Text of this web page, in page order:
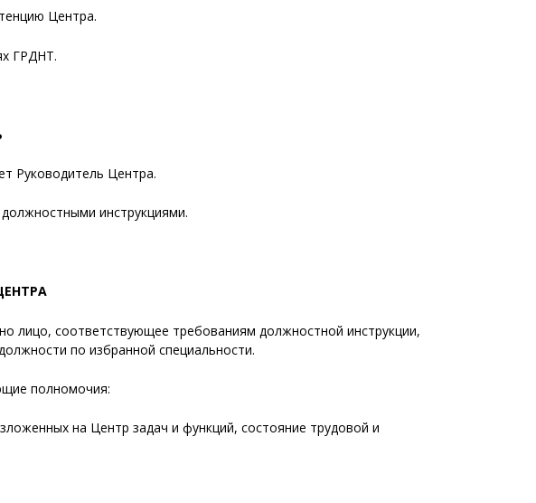
Центра.
ГРДНТ.
Руководитель Центра.
инструкциями.
лицо, соответствующее требованиям должностной инструкции,
по избранной специальности.
полномочия:
на Центр задач и функций, состояние трудовой и